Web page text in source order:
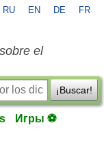
RU EN DE FR
el
¡Buscar!
Игры ⚽